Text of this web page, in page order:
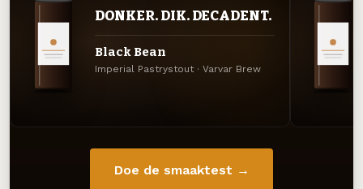
DONKER. DIK. DECADENT.
Black Bean
Imperial Pastrystout · Varvar Brew
Doe de smaaktest →